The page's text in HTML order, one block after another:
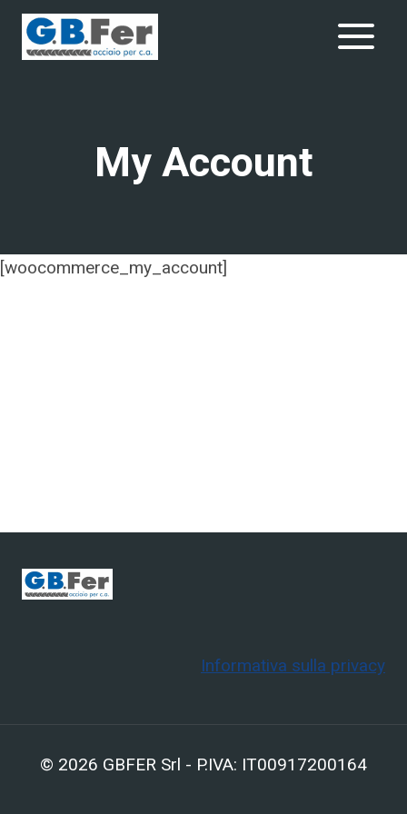
Salta
contenuto
My Account
[woocommerce_my_account]
Informativa sulla privacy
© 2026 GBFER Srl - P.IVA: IT00917200164